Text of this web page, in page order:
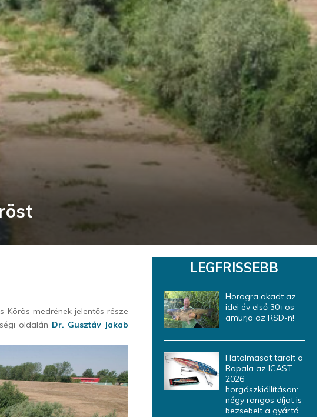
Körös medrének jelentős része
oldalán Dr. Gusztáv Jakab
LEGFRISSEBB
Horogra akadt az
idei év első 30+os
amurja az RSD-n!
Hatalmasat tarolt a
Rapala az ICAST
2026
horgászkiállításon:
négy rangos díjat is
bezsebelt a gyártó